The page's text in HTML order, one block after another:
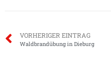
VORHERIGER EINTRAG
Waldbrandübung in Dieburg